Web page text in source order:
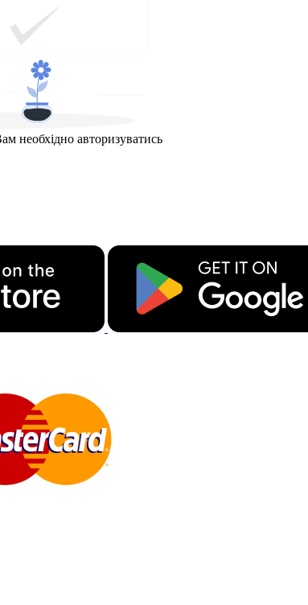
необхідно авторизуватись